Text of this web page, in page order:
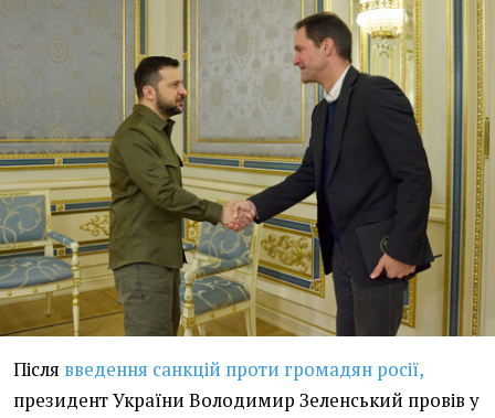
Після введення санкцій проти громадян росії,
президент України Володимир Зеленський провів у